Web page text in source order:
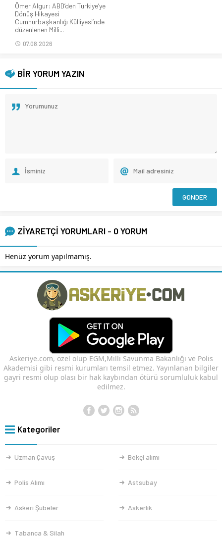
Ömer Algur: ABD’den Türkiye’ye
Dönüş Hikayesi
Cumhurbaşkanlığı Külliyesi’nde
düzenlenen Milli...
07.08.2026
BİR YORUM YAZIN
ZİYARETÇİ YORUMLARI - 0 YORUM
Henüz yorum yapılmamış.
Askeriye.com, özel olup EGM,Milli Savunma Bakanlığı ve Polis
Akademisi gibi resmi kurumları temsil etmez. Yayınlanan bilgiler
gayri resmi olup olası bir hak kaybından ötürü sorumluluk kabul
edilmez.
Kategoriler
Uzman Çavuş Bekçi alımı
Polis Alımı Astsubay
Askeri Şubeler Askerlik
Tabanca & Silah